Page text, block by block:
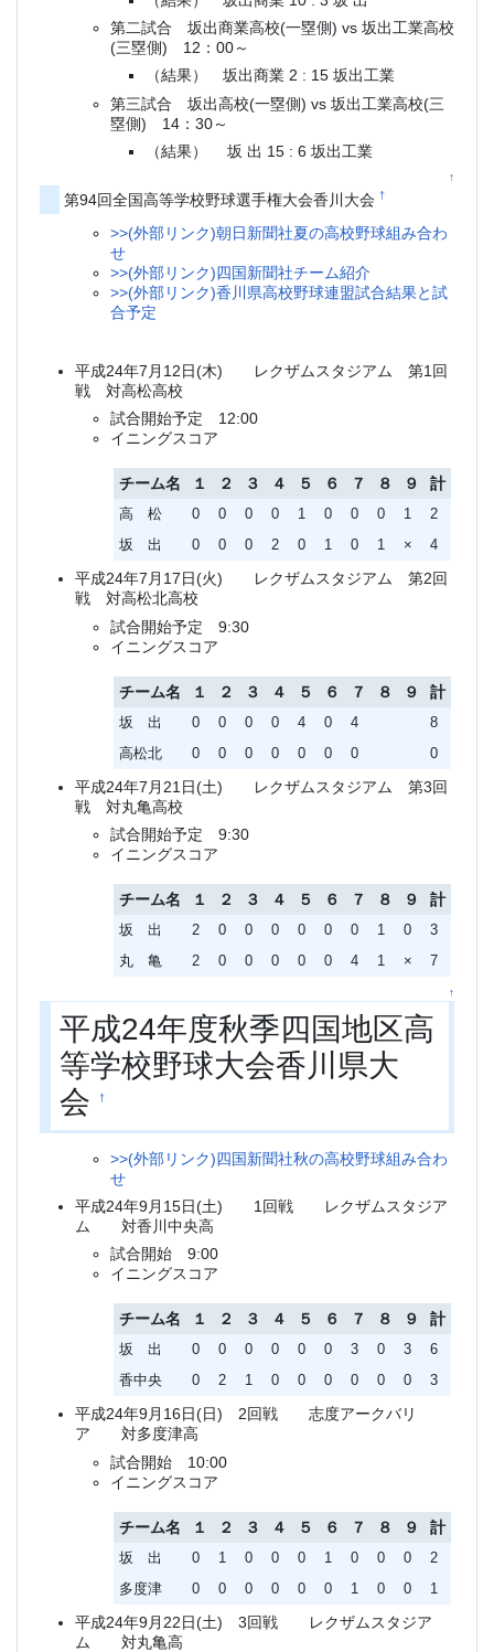
第二試合 坂出商業高校(一塁側) vs 坂出工業高校
(三塁側) 12：00～
（結果） 坂出商業 2 : 15 坂出工業
第三試合 坂出高校(一塁側) vs 坂出工業高校(三
塁側) 14：30～
（結果） 坂 出 15 : 6 坂出工業
↑
第94回全国高等学校野球選手権大会香川大会 †
>>(外部リンク)朝日新聞社夏の高校野球組み合わ
せ
>>(外部リンク)四国新聞社チーム紹介
>>(外部リンク)香川県高校野球連盟試合結果と試
合予定
平成24年7月12日(木) レクザムスタジアム 第1回
戦 対高松高校
試合開始予定 12:00
イニングスコア
チーム名 １ ２ ３ ４ ５ ６ ７ ８ ９ 計
高 松 0 0 0 0 1 0 0 0 1
2
坂 出
0 0 0 2 0 1 0 1 × 4
平成24年7月17日(火) レクザムスタジアム 第2回
戦 対高松北高校
試合開始予定 9:30
イニングスコア
チーム名 １ ２ ３ ４ ５ ６ ７ ８ ９ 計
坂 出 0 0 0 0 4 0 4
8
高松北
0 0 0 0 0 0 0 0
平成24年7月21日(土) レクザムスタジアム 第3回
戦 対丸亀高校
試合開始予定 9:30
イニングスコア
チーム名 １ ２ ３ ４ ５ ６ ７ ８ ９ 計
坂 出 2 0 0 0 0 0 0 1 0
3
丸 亀
2 0 0 0 0 0 4 1 × 7
↑
平成24年度秋季四国地区高
等学校野球大会香川県大
会†
>>(外部リンク)四国新聞社秋の高校野球組み合わ
せ
平成24年9月15日(土) 1回戦 レクザムスタジア
ム 対香川中央高
試合開始 9:00
イニングスコア
チーム名 １ ２ ３ ４ ５ ６ ７ ８ ９ 計
坂 出 0 0 0 0 0 0 3 0 3
6
香中央
0 2 1 0 0 0 0 0 0 3
平成24年9月16日(日) 2回戦 志度アークバリ
ア 対多度津高
試合開始 10:00
イニングスコア
チーム名 １ ２ ３ ４ ５ ６ ７ ８ ９ 計
坂 出 0 1 0 0 0 1 0 0 0
2
多度津
0 0 0 0 0 0 1 0 0 1
平成24年9月22日(土) 3回戦 レクザムスタジア
ム 対丸亀高